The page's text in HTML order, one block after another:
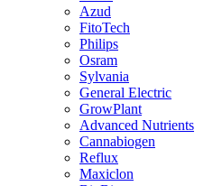
Azud
FitoTech
Philips
Osram
Sylvania
General Electric
GrowPlant
Advanced Nutrients
Cannabiogen
Reflux
Maxiclon